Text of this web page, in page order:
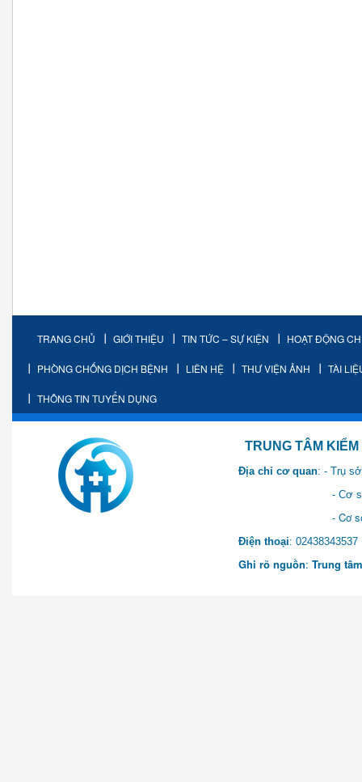
TRANG CHỦ GIỚI THIỆU TIN TỨC – SỰ KIỆN HOẠT ĐỘNG
PHÒNG CHỐNG DỊCH BỆNH LIÊN HỆ THƯ VIỆN ẢNH TÀI
THÔNG TIN TUYỂN DỤNG
TRUNG TÂM KIỂM SOÁT
Địa chỉ cơ quan: - Trụ
- Cơ sở 2: Khu Hành
- Cơ sở 3: Số 1 Ngõ 2
Điện thoại:
Ghi rõ nguồn: Trung